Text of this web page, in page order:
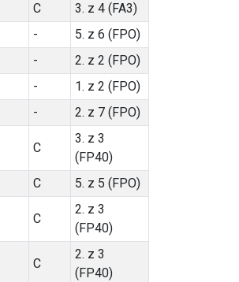
C
3. z 4 (FA3)
-
5. z 6 (FPO)
-
2. z 2 (FPO)
-
1. z 2 (FPO)
- 2. z 7 (FPO)
C
3. z 3
(FP40)
C 5. z 5 (FPO)
C
2. z 3
(FP40)
C
2. z 3
(FP40)